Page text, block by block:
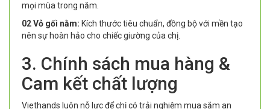
mọi mùa trong năm.
02 Vỏ gối nằm: Kích thước tiêu chuẩn, đồng bộ với mền tạo
nên sự hoàn hảo cho chiếc giường của chị.
3. Chính sách mua hàng &
Cam kết chất lượng
Viethands luôn nỗ lực để chị có trải nghiệm mua sắm an